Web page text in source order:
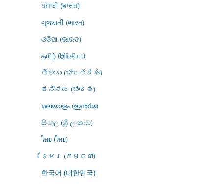
ਪੰਜਾਬੀ (ਭਾਰਤ)
ગુજરાતી (ભારત)
ଓଡ଼ିଆ (ଭାରତ)
தமிழ் (இந்தியா)
తెలుగు (భారతదేశం)
ಕನ್ನಡ (ಭಾರತ)
മലയാളം (ഇന്ത്യ)
සිංහල (ශ්‍රී ලංකාව)
ไทย (ไทย)
ខ្មែរ (កម្ពុជា)
한국어 (대한민국)